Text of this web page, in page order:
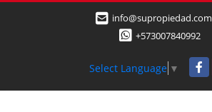
+573007840992
Select Language ▼